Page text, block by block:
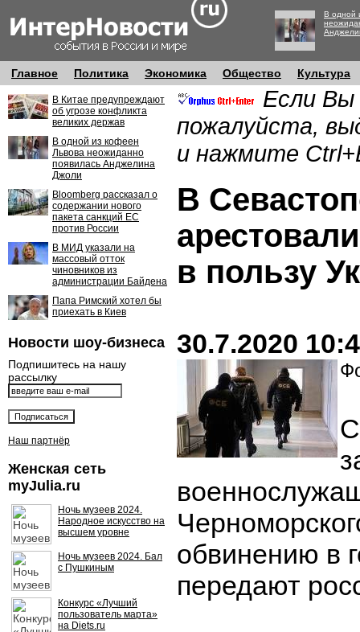
В одной
Главное Политика Экономика Общество Культура
В Китае предупреждают
об угрозе конфликта
великих держав
В одной из кофеен
Львова неожиданно
появилась Анджелина
Джоли
Bloomberg рассказал о
содержании нового
пакета санкций ЕС
против России
В МИД указали на
массовый отток
чиновников из
администрации Байдена
Папа Римский хотел бы
приехать в Киев
Новости шоу-бизнеса
Подпишитесь на нашу
рассылку
Наш партнёр
Женская сеть
myJulia.ru
Ночь музеев 2024.
Народное искусство на
высшем уровне
Ночь музеев 2024. Бал
с Пушкиным
Конкурс «Лучший
пользователь марта»
на Diets.ru
Если Вы
пожалуйста,
и нажмите
В
в пользу
30.7.2020
обвинению в
передают